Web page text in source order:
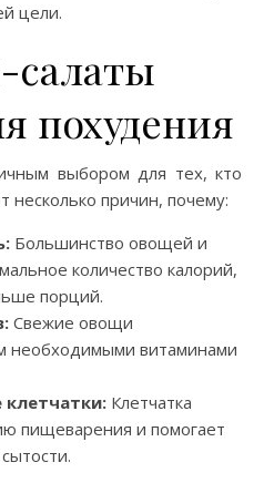
цели.
похудения
выбором для тех, кто
несколько причин, почему:
Большинство овощей и
количество калорий,
порций.
Свежие овощи
необходимыми витаминами
Клетчатка
пищеварения и помогает